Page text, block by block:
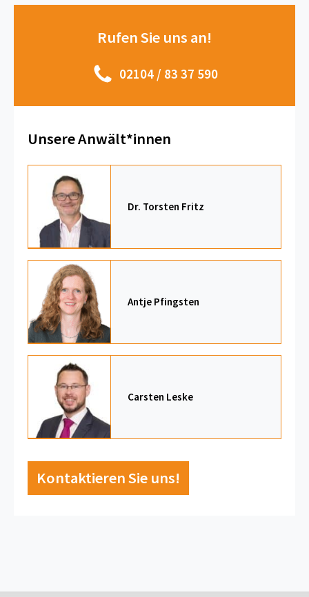
Rufen Sie uns an!
02104 / 83 37 590
Unsere Anwält*innen
Dr. Torsten Fritz
Antje Pfingsten
Carsten Leske
Kontaktieren Sie uns!